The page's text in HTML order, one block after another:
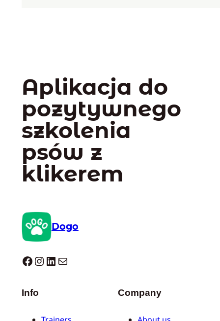
Aplikacja do
pozytywnego
szkolenia
psów z
klikerem
Dogo
Dogo facebook InstagramLinkedIn Mail
Info Company